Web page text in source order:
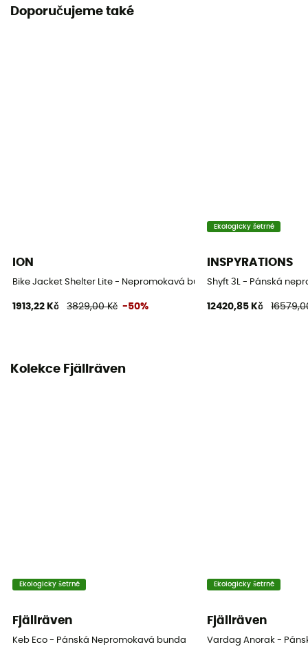
Membrána
Střih
Standardní
Label
Tepelná ochrana
Ne
Doporučujeme také
ION
Bike Jacket Shelter Lite - Nepromokavá bunda
1913,22 Kč 3829,00 Kč -50%
Ekologicky šetrné
INSPYRATIONS
Shyft 3L - Pánská
12420,85 Kč
Kolekce Fjällräven
Ekologicky šetrné
Fjällräven
Keb Eco - Pánská Nepromokavá bunda
Ekologicky šetrné
Fjällräven
Vardag Anorak -